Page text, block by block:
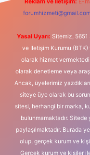
Yasal Uyarı: Sitemiz, 5651
ve İletişim Kurumu (BTK)
olarak hizmet
olarak denetleme veya
Ancak, üyelerimiz
siteye üye olarak bu
sitesi, herhangi bir marka,
bulunmamaktadır. Sitede
paylaşılmaktadır. Burada
olup, gerçek kurum ve
Gerçek kurum ve kişiler